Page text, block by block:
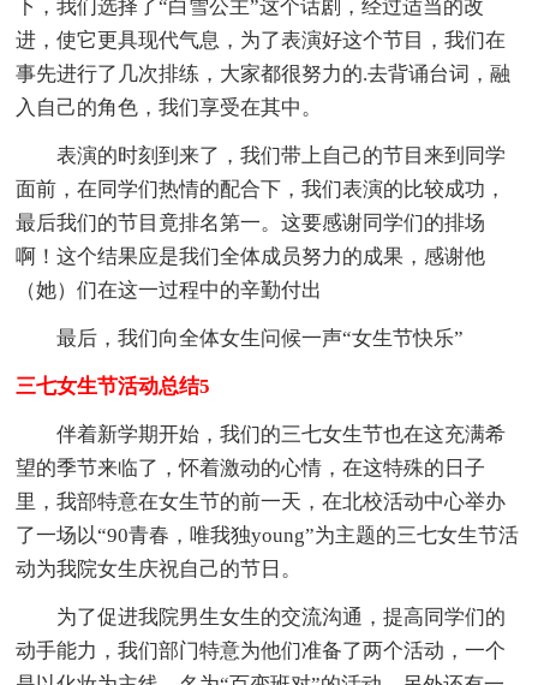
下，我们选择了“白雪公主”这个话剧，经过适当的改
进，使它更具现代气息，为了表演好这个节目，我们在
事先进行了几次排练，大家都很努力的.去背诵台词，融
入自己的角色，我们享受在其中。
表演的时刻到来了，我们带上自己的节目来到同学
面前，在同学们热情的配合下，我们表演的比较成功，
最后我们的节目竟排名第一。这要感谢同学们的排场
啊！这个结果应是我们全体成员努力的成果，感谢他
（她）们在这一过程中的辛勤付出
最后，我们向全体女生问候一声“女生节快乐”
三七女生节活动总结5
伴着新学期开始，我们的三七女生节也在这充满希
望的季节来临了，怀着激动的心情，在这特殊的日子
里，我部特意在女生节的前一天，在北校活动中心举办
了一场以“90青春，唯我独young”为主题的三七女生节活
动为我院女生庆祝自己的节日。
为了促进我院男生女生的交流沟通，提高同学们的
动手能力，我们部门特意为他们准备了两个活动，一个